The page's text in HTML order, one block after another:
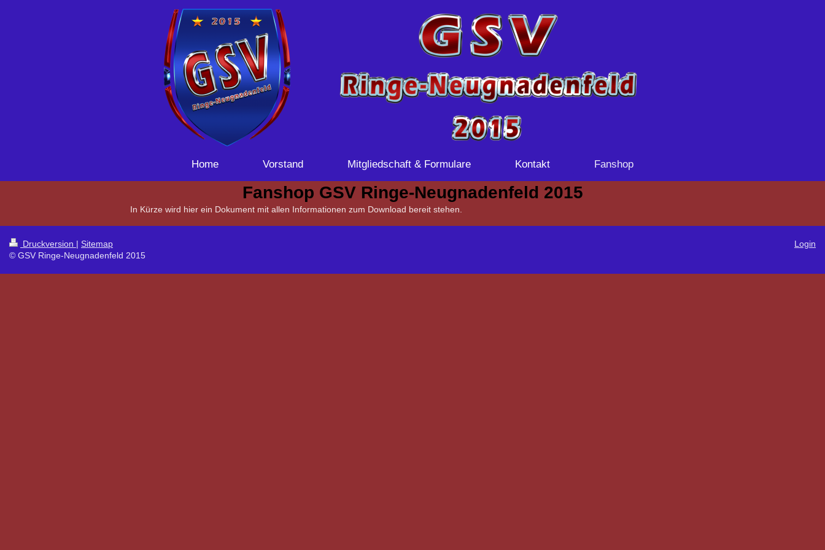
Home Vorstand Mitgliedschaft & Formulare Kontakt Fanshop
Fanshop GSV Ringe-Neugnadenfeld 2015
In Kürze wird hier ein Dokument mit allen Informationen zum Download bereit stehen.
Druckversion | Sitemap
© GSV Ringe-Neugnadenfeld 2015
Login